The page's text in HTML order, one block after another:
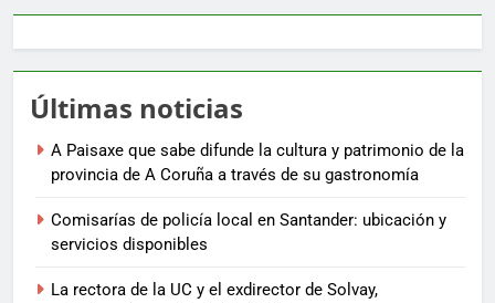
Últimas noticias
A Paisaxe que sabe difunde la cultura y patrimonio de la
provincia de A Coruña a través de su gastronomía
Comisarías de policía local en Santander: ubicación y
servicios disponibles
La rectora de la UC y el exdirector de Solvay,